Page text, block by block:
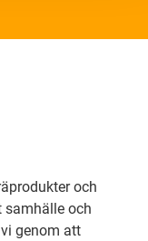
och
och
genom att